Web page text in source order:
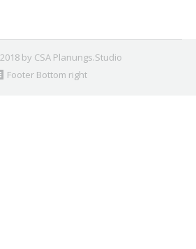
by CSA Planungs.Studio
Footer Bottom right